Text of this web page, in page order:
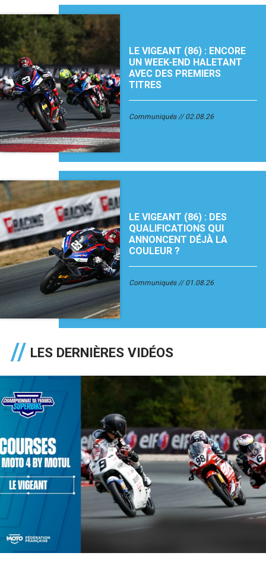
LE VIGEANT (86) : ENCORE
UN WEEK-END HALETANT
AVEC DES PREMIERS
TITRES
Communiqués 02.08.26
LE VIGEANT (86) : DES
QUALIFICATIONS QUI
ANNONCENT DÉJÀ LA
COULEUR ?
Communiqués 01.08.26
LES DERNIÈRES VIDÉOS